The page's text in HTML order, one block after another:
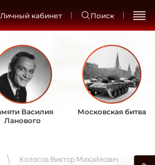
Личный кабинет Поиск
Василия
Ланового
Московская битва
Колосов Виктор Михайлович